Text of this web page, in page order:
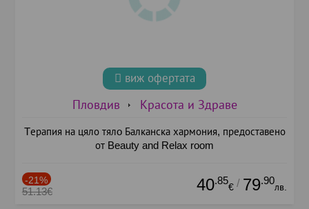
виж офертата
Пловдив Красота и Здраве
Tерапия на цяло тялo Балканска хармония, предоставено
от Beauty and Relax room
-21%
51.13€ 40.85
€ / 79.90
лв.